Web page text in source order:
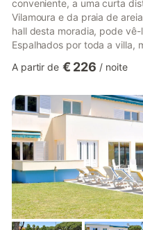
conveniente, a uma curta
Vilamoura e da praia de
hall desta moradia, pode
Espalhados por toda a villa,
portugueses, os lindíssimos
adjacente há uma grande
encontra-se a cozinha
en...
A partir de € 226 / noite